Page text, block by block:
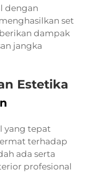
dengan
set
dampak
jangka
Estetika
yang tepat
terhadap
ada serta
profesional